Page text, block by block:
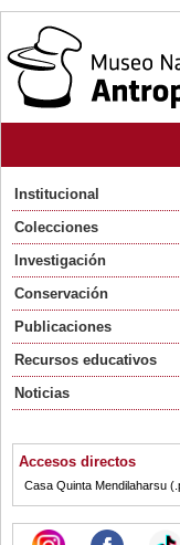
Institucional
Colecciones
Investigación
Conservación
Publicaciones
Recursos educativos
Noticias
Accesos directos
Casa Quinta Mendilaharsu